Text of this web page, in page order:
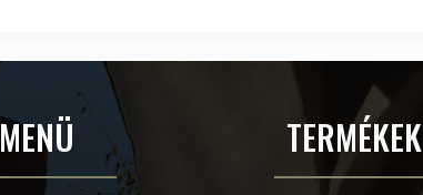
MENÜ TERMÉKEK